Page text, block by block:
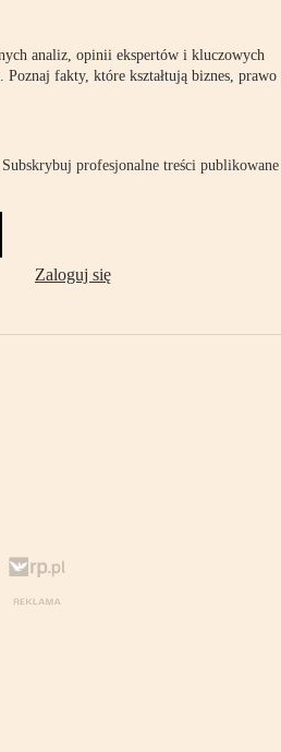
analiz, opinii ekspertów i kluczowych
Poznaj fakty, które kształtują biznes, prawo
profesjonalne treści publikowane
Zaloguj się